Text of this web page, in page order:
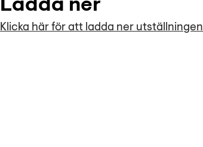
Ladda ner
Klicka här för att ladda ner utställningen